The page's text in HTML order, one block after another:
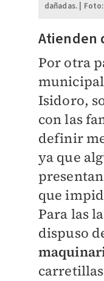
dañadas. |
Atienden
Por otra
Isidoro,
con las
definir
ya que
presentan
que
Para las
dispuso